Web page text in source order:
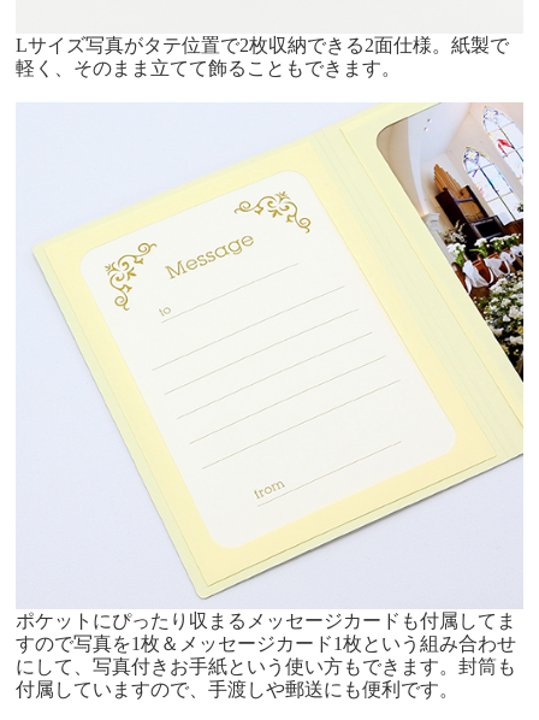
Lサイズ写真がタテ位置で2枚収納できる2面仕様。紙製で
軽く、そのまま立てて飾ることもできます。
ポケットにぴったり収まるメッセージカードも付属してま
すので写真を1枚＆メッセージカード1枚という組み合わせ
にして、写真付きお手紙という使い方もできます。封筒も
付属していますので、手渡しや郵送にも便利です。